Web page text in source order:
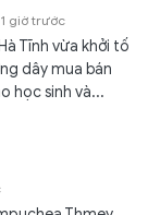
1 giờ trước
Tĩnh vừa khởi tố
dây mua bán
học sinh và...